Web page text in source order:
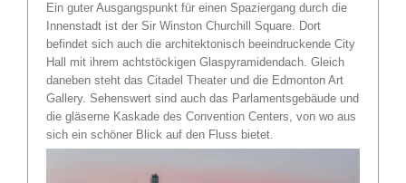
Ein guter Ausgangspunkt für einen Spaziergang durch die
Innenstadt ist der Sir Winston Churchill Square. Dort
befindet sich auch die architektonisch beeindruckende City
Hall mit ihrem achtstöckigen Glaspyramidendach. Gleich
daneben steht das Citadel Theater und die Edmonton Art
Gallery. Sehenswert sind auch das Parlamentsgebäude und
die gläserne Kaskade des Convention Centers, von wo aus
sich ein schöner Blick auf den Fluss bietet.